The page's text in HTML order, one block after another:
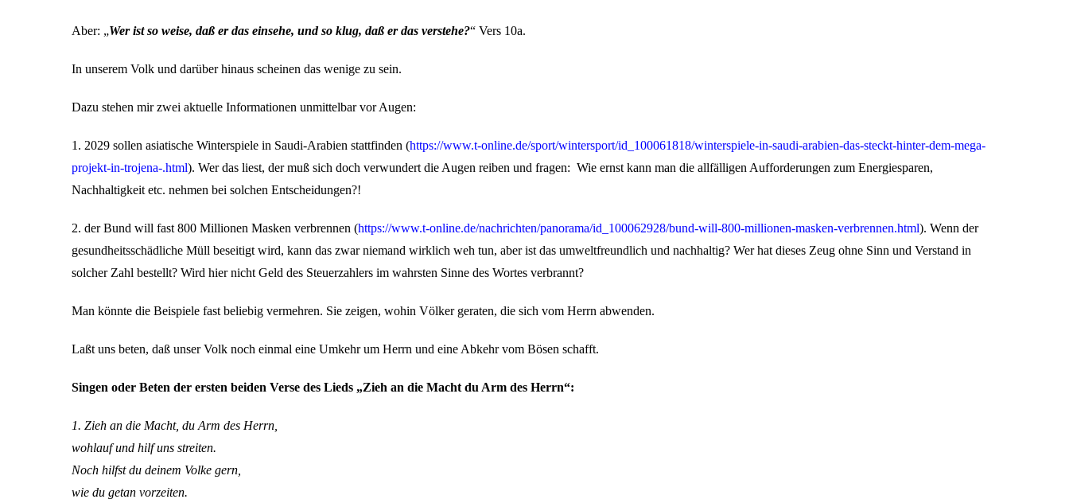
Aber: „Wer ist so weise, daß er das einsehe, und so klug, daß er das verstehe?“ Vers 10a.
In unserem Volk und darüber hinaus scheinen das wenige zu sein.
Dazu stehen mir zwei aktuelle Informationen unmittelbar vor Augen:
1. 2029 sollen asiatische Winterspiele in Saudi-Arabien stattfinden (https://www.t-online.de/sport/wintersport/id_100061818/winterspiele-in-saudi-arabien-das-steckt-hinter-dem-mega-
projekt-in-trojena-.html). Wer das liest, der muß sich doch verwundert die Augen reiben und fragen: Wie ernst kann man die allfälligen Aufforderungen zum Energiesparen,
Nachhaltigkeit etc. nehmen bei solchen Entscheidungen?!
2. der Bund will fast 800 Millionen Masken verbrennen (https://www.t-online.de/nachrichten/panorama/id_100062928/bund-will-800-millionen-masken-verbrennen.html). Wenn der
gesundheitsschädliche Müll beseitigt wird, kann das zwar niemand wirklich weh tun, aber ist das umweltfreundlich und nachhaltig? Wer hat dieses Zeug ohne Sinn und Verstand in
solcher Zahl bestellt? Wird hier nicht Geld des Steuerzahlers im wahrsten Sinne des Wortes verbrannt?
Man könnte die Beispiele fast beliebig vermehren. Sie zeigen, wohin Völker geraten, die sich vom Herrn abwenden.
Laßt uns beten, daß unser Volk noch einmal eine Umkehr um Herrn und eine Abkehr vom Bösen schafft.
Singen oder Beten der ersten beiden Verse des Lieds „Zieh an die Macht du Arm des Herrn“:
1. Zieh an die Macht, du Arm des Herrn,
wohlauf und hilf uns streiten.
Noch hilfst du deinem Volke gern,
wie du getan vorzeiten.